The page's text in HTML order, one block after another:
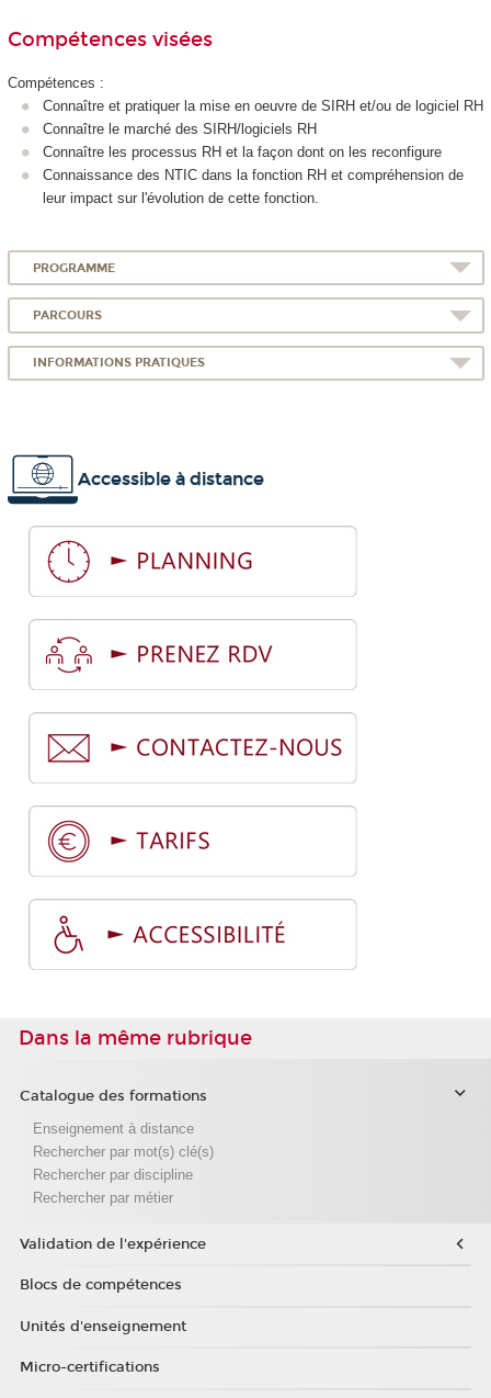
Compétences visées
Compétences :
Connaître et pratiquer la mise en oeuvre de SIRH et/ou de logiciel RH
Connaître le marché des SIRH/logiciels RH
Connaître les processus RH et la façon dont on les reconfigure
Connaissance des NTIC dans la fonction RH et compréhension de
leur impact sur l'évolution de cette fonction.
PROGRAMME
PARCOURS
INFORMATIONS PRATIQUES
Accessible à distance
Dans la même rubrique
Catalogue des formations
Enseignement à distance
Rechercher par mot(s) clé(s)
Rechercher par discipline
Rechercher par métier
Validation de l'expérience
Blocs de compétences
Unités d'enseignement
Micro-certifications